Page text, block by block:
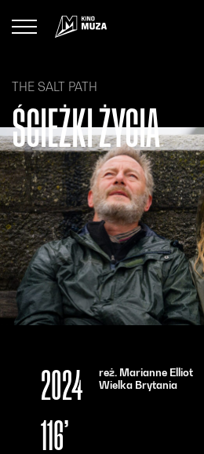
Logo Kina Muza
THE SALT PATH
ŚCIEŻKI ŻYCIA
reż. Marianne Elliot
Wielka Brytania
2024
116’